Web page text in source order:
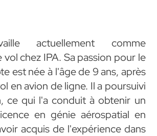
actuellement comme
chez IPA. Sa passion pour le
est née à l'âge de 9 ans, après
en avion de ligne. Il a poursuivi
ce qui l'a conduit à obtenir un
en génie aérospatial en
acquis de l'expérience dans